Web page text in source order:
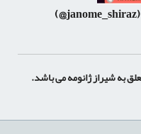
(janome_shiraz@)